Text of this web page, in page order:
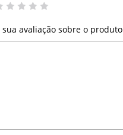
sua avaliação sobre o produto